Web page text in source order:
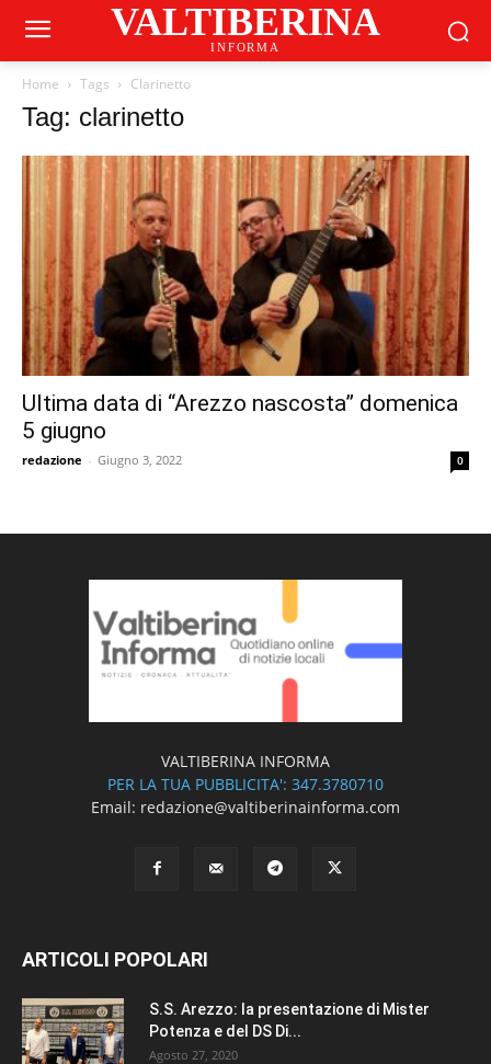
VALTIBERINA
INFORMA
Home Tags Clarinetto
Tag: clarinetto
Ultima data di “Arezzo nascosta” domenica
5 giugno
redazione - Giugno 3, 2022 0
VALTIBERINA INFORMA
PER LA TUA PUBBLICITA': 347.3780710
Email: redazione@valtiberinainforma.com
ARTICOLI POPOLARI
S.S. Arezzo: la presentazione di Mister
Potenza e del DS Di...
Agosto 27, 2020